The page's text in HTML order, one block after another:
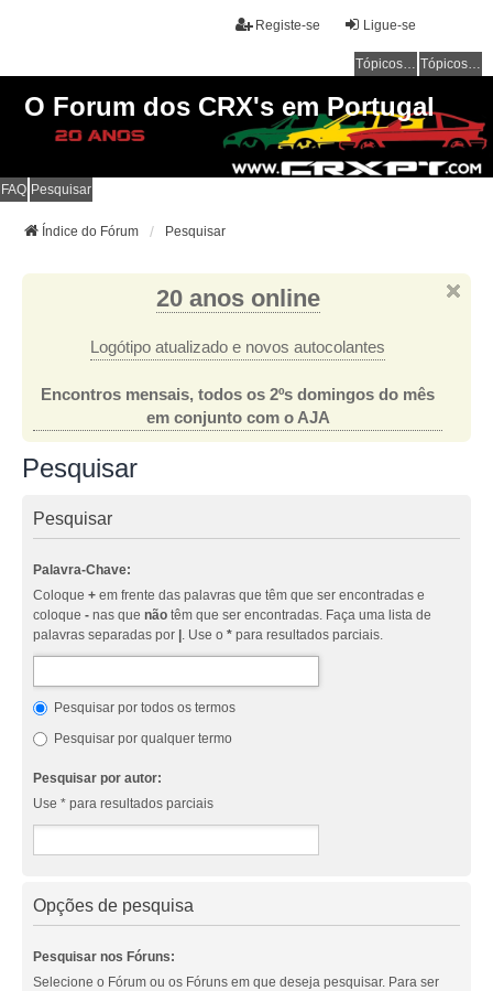
Ligue-se
Registe-se
Tópicos sem resposta Tópicos ativos
O Forum dos CRX's em Portugal
FAQ Pesquisar
Índice do Fórum Pesquisar
20 anos online
Logótipo atualizado e novos autocolantes
Encontros mensais, todos os 2ºs domingos do mês
em conjunto com o AJA
Pesquisar
Pesquisar
Palavra-Chave:
Coloque + em frente das palavras que têm que ser encontradas e
coloque - nas que não têm que ser encontradas. Faça uma lista de
palavras separadas por |. Use o * para resultados parciais.
Pesquisar por todos os termos
Pesquisar por qualquer termo
Pesquisar por autor:
Use * para resultados parciais
Opções de pesquisa
Pesquisar nos Fóruns:
Selecione o Fórum ou os Fóruns em que deseja pesquisar. Para ser